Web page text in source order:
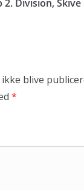
2. Division, Skive
blive
*